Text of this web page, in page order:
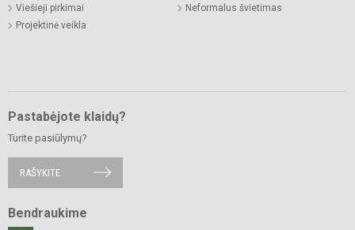
Viešieji pirkimai
Projektinė veikla
Neformalus švietimas
Pastabėjote klaidų?
Turite pasiūlymų?
RAŠYKITE
Bendraukime